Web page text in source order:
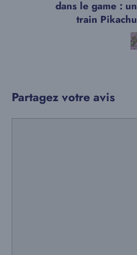
dans le game : un
train Pikachu
Partagez votre avis